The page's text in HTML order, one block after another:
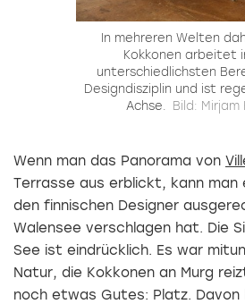
In mehreren Welten
Kokkonen arbeitet
unterschiedlichsten
Designdisziplin und ist
Achse.
Bild: Mirjam
Wenn man das Panorama von
Terrasse aus erblickt, kann man
den finnischen Designer
Walensee verschlagen hat. Die
See ist eindrücklich. Es war
Natur, die Kokkonen an Murg
noch etwas Gutes: Platz.